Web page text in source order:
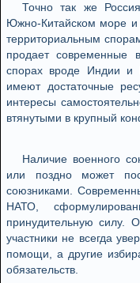
Точно так же
Южно-Китайском море
территориальным
продает современные
спорах вроде Индии
имеют достаточные
интересы
втянутыми в крупный
Наличие военного
или поздно может
союзниками.
НАТО,
принудительную силу.
участники не всегда
помощи, а другие
обязательств.